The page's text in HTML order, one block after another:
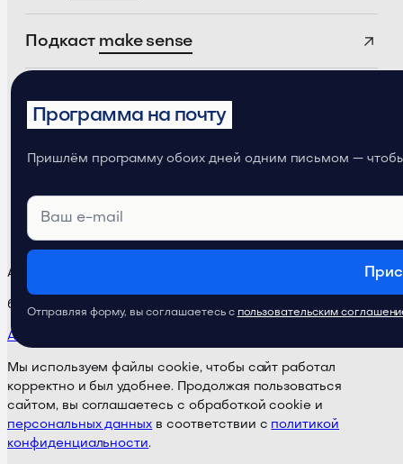
Подкаст make sense
Телеграм-канал
Продуктовое
Академия ProductSense
бета-версия · Поддержка:
Академия
Мы используем файлы cookie, чтобы сайт работал
корректно и был удобнее. Продолжая пользоваться
сайтом, вы соглашаетесь с обработкой cookie и
персональных данных в соответствии с политикой
конфиденциальности.
Программа на почту
Пришлём программу обоих дней одним письмом —
Отправляя форму, вы соглашаетесь с пользовательским